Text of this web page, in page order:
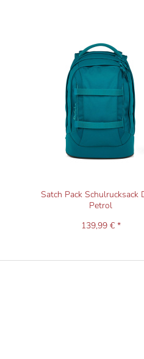
Satch Pack Schulrucksack
Petrol
139,99 € *